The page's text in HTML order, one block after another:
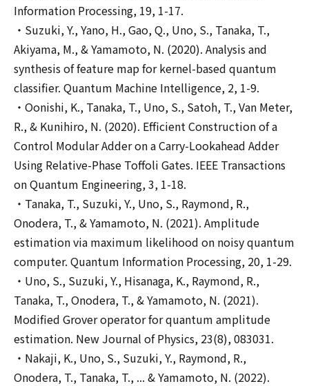
Information Processing, 19, 1-17.
・Suzuki, Y., Yano, H., Gao, Q., Uno, S., Tanaka, T.,
Akiyama, M., & Yamamoto, N. (2020). Analysis and
synthesis of feature map for kernel-based quantum
classifier. Quantum Machine Intelligence, 2, 1-9.
・Oonishi, K., Tanaka, T., Uno, S., Satoh, T., Van Meter,
R., & Kunihiro, N. (2020). Efficient Construction of a
Control Modular Adder on a Carry-Lookahead Adder
Using Relative-Phase Toffoli Gates. IEEE Transactions
on Quantum Engineering, 3, 1-18.
・Tanaka, T., Suzuki, Y., Uno, S., Raymond, R.,
Onodera, T., & Yamamoto, N. (2021). Amplitude
estimation via maximum likelihood on noisy quantum
computer. Quantum Information Processing, 20, 1-29.
・Uno, S., Suzuki, Y., Hisanaga, K., Raymond, R.,
Tanaka, T., Onodera, T., & Yamamoto, N. (2021).
Modified Grover operator for quantum amplitude
estimation. New Journal of Physics, 23(8), 083031.
・Nakaji, K., Uno, S., Suzuki, Y., Raymond, R.,
Onodera, T., Tanaka, T., ... & Yamamoto, N. (2022).